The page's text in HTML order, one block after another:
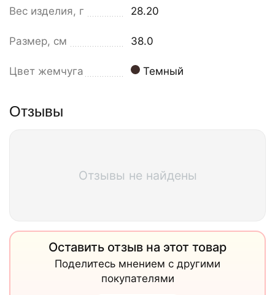
Вес изделия, г 28.20
Размер, см 38.0
Цвет жемчуга Темный
Отзывы
Отзывы не найдены
Оставить отзыв на этот товар
Поделитесь мнением с другими
покупателями